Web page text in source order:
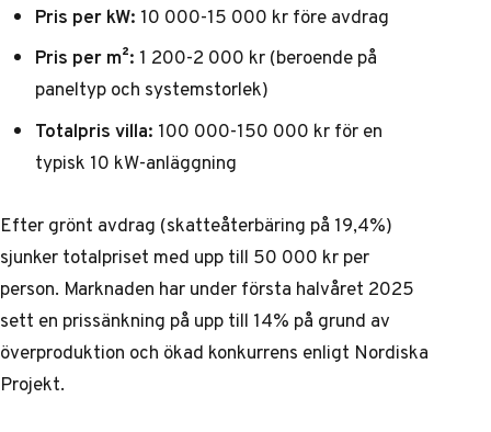
Pris per kW: 10 000-15 000 kr före avdrag
Pris per m²: 1 200-2 000 kr (beroende på
paneltyp och systemstorlek)
Totalpris villa: 100 000-150 000 kr för en
typisk 10 kW-anläggning
Efter grönt avdrag (skatteåterbäring på 19,4%)
sjunker totalpriset med upp till 50 000 kr per
person. Marknaden har under första halvåret 2025
sett en prissänkning på upp till 14% på grund av
överproduktion och ökad konkurrens enligt Nordiska
Projekt.